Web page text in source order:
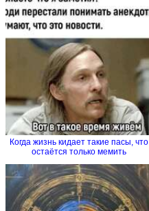
Когда жизнь кидает такие пасы, что
остаётся только мемить